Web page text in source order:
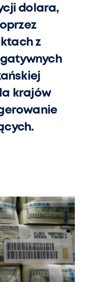
dolara,
z
krajów